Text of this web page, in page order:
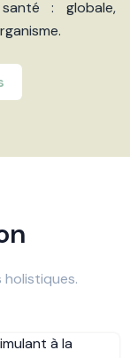
: globale,